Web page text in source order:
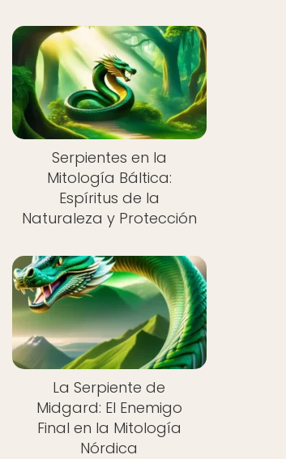
Serpientes en la
Mitología Báltica:
Espíritus de la
Naturaleza y Protección
La Serpiente de
Midgard: El Enemigo
Final en la Mitología
Nórdica